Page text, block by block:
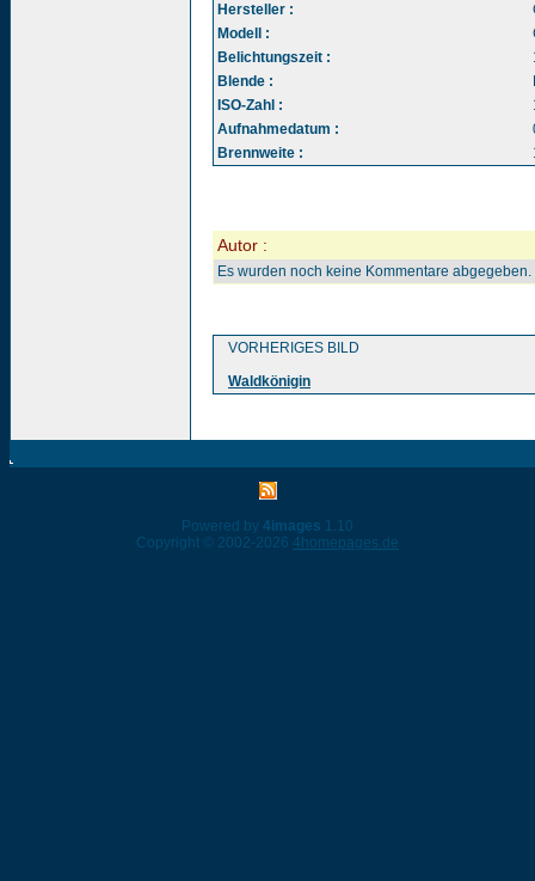
Hersteller :
Modell :
Belichtungszeit :
Blende :
ISO-Zahl :
Aufnahmedatum :
Brennweite :
Autor :
Es wurden noch keine Kommentare abgegeben.
VORHERIGES BILD
Waldkönigin
Powered by 4images 1.10
Copyright © 2002-2026 4homepages.de